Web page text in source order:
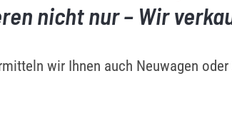
nicht nur – Wir
wir Ihnen auch Neuwagen